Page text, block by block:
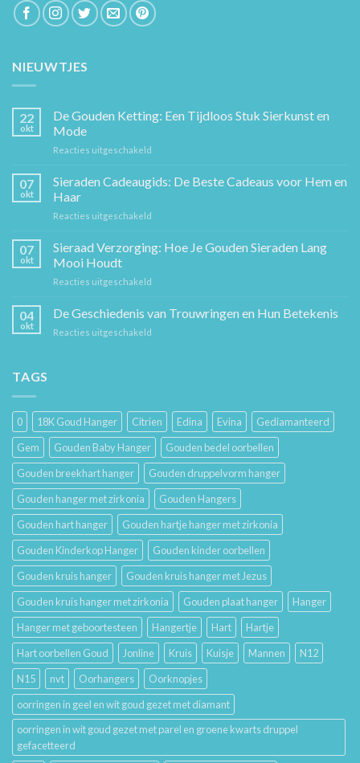
NIEUWTJES
22
okt
De Gouden Ketting: Een Tijdloos Stuk Sierkunst en
Mode
Reacties uitgeschakeld
Gouden
Sierkunst
07
okt
Sieraden Cadeaugids: De Beste Cadeaus voor Hem en
Haar
Reacties uitgeschakeld
Cadeaugids:
De
Hem
07
okt
Sieraad Verzorging: Hoe Je Gouden Sieraden Lang
Mooi Houdt
Reacties uitgeschakeld
Verzorging:
04
okt
De Geschiedenis van Trouwringen en Hun Betekenis
Reacties uitgeschakeld
Hun
Betekenis
TAGS
0 18K Goud Hanger Citrien Edina Evina
Gediamanteerd
Gem
Gouden Baby Hanger
Gouden bedel oorbellen
Gouden breekhart hanger
Gouden druppelvorm hanger
Gouden hanger met zirkonia
Gouden Hangers
Gouden hart hanger
Gouden hartje hanger met zirkonia
Gouden Kinderkop Hanger
Gouden kinder oorbellen
Gouden kruis hanger
Gouden kruis hanger met Jezus
Gouden kruis hanger met zirkonia
Gouden plaat hanger
Hanger
Hanger met geboortesteen
Hangertje Hart
Hartje
Hart oorbellen Goud
Jonline Kruis Kuisje Mannen
N12
N15
nvt Oorhangers
Oorknopjes
oorringen in geel en wit goud gezet met diamant
oorringen in wit goud gezet met parel en groene kwarts druppel
gefacetteerd